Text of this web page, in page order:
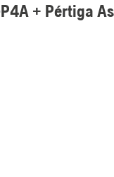
+ Pértiga